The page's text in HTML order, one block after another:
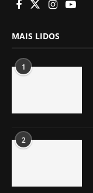
MAIS LIDOS
1
2